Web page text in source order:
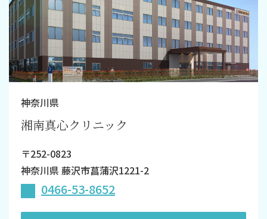
神奈川県
湘南真心クリニック
〒252-0823
神奈川県 藤沢市菖蒲沢1221-2
0466-53-8652